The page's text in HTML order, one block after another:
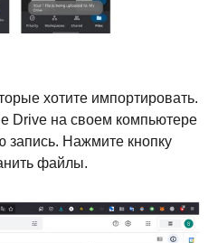
хотите импортировать.
Drive на своем компьютере
запись. Нажмите кнопку
файлы.